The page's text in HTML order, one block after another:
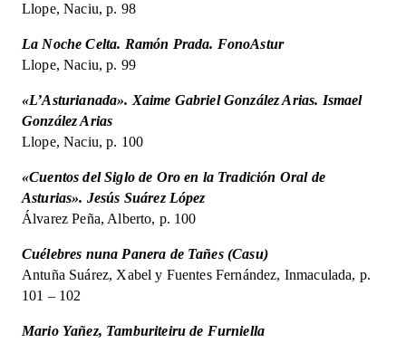
Llope, Naciu, p. 98
La Noche Celta. Ramón Prada. FonoAstur
Llope, Naciu, p. 99
«L’Asturianada». Xaime Gabriel González Arias. Ismael
González Arias
Llope, Naciu, p. 100
«Cuentos del Siglo de Oro en la Tradición Oral de
Asturias». Jesús Suárez López
Álvarez Peña, Alberto, p. 100
Cuélebres nuna Panera de Tañes (Casu)
Antuña Suárez, Xabel y Fuentes Fernández, Inmaculada, p.
101 – 102
Mario Yañez, Tamburiteiru de Furniella